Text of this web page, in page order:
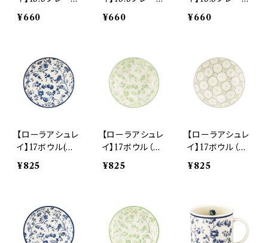
(ブルー）【LA11
0】LA111-318
¥660
（グリーン）【LA1
10】LA112-318
¥660
（グレー）【LA11
0】LA113-318
¥660
【ローラアシュレ
イ】17ボウル(ブ
ルー）【LA110】L
A111-359
¥825
【ローラアシュレ
イ】17ボウル（グ
リーン）【LA11
0】LA112-359
¥825
【ローラアシュレ
イ】17ボウル（グ
レー）【LA110】L
A113-359
¥825